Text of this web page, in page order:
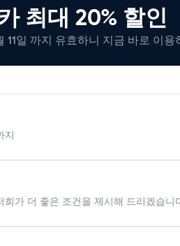
최대 20% 할인
일 까지 유효하니 지금 바로 이용
지
희가 더 좋은 조건을 제시해 드리겠습니